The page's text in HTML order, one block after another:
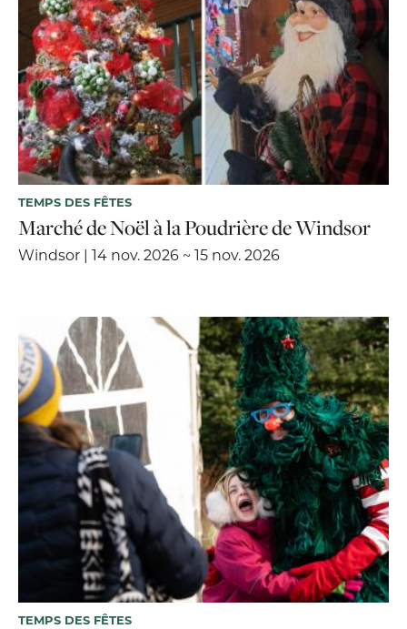
TEMPS DES FÊTES
Marché de Noël à la Poudrière de Windsor
Windsor | 14 nov. 2026 ~ 15 nov. 2026
TEMPS DES FÊTES